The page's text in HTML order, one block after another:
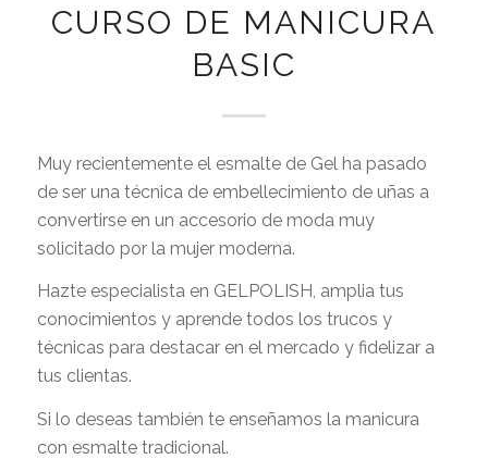
CURSO DE MANICURA
BASIC
Muy recientemente el esmalte de Gel ha pasado
de ser una técnica de embellecimiento de uñas a
convertirse en un accesorio de moda muy
solicitado por la mujer moderna.
Hazte especialista en GELPOLISH, amplia tus
conocimientos y aprende todos los trucos y
técnicas para destacar en el mercado y fidelizar a
tus clientas.
Si lo deseas también te enseñamos la manicura
con esmalte tradicional.